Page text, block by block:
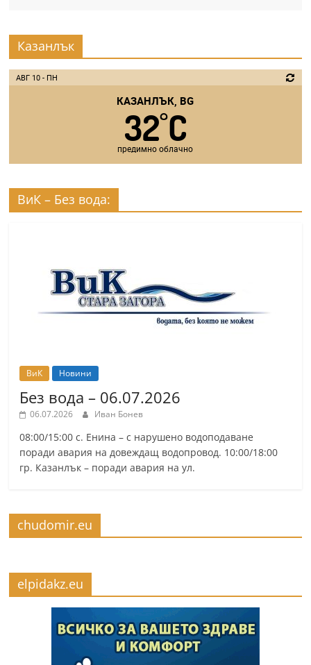
Казанлък
АВГ 10 - ПН
КАЗАНЛЪК, BG
32°C
предимно облачно
ВиК – Без вода:
ВиК Новини
Без вода – 06.07.2026
06.07.2026 Иван Бонев
08:00/15:00 с. Енина – с нарушено водоподаване
поради авария на довеждащ водопровод. 10:00/18:00
гр. Казанлък – поради авария на ул.
chudomir.eu
elpidakz.eu